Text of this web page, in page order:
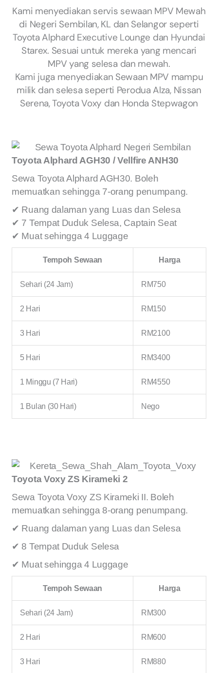
Kami menyediakan servis sewaan MPV Mewah
di Negeri Sembilan, KL dan Selangor seperti
Toyota Alphard Executive Lounge dan Hyundai
Starex. Sesuai untuk mereka yang mencari
MPV yang selesa dan mewah.
Kami juga menyediakan Sewaan MPV mampu
milik dan selesa seperti Perodua Alza, Nissan
Serena, Toyota Voxy dan Honda Stepwagon
Toyota Alphard AGH30 / Vellfire ANH30
Sewa Toyota Alphard AGH30. Boleh
memuatkan sehingga 7-orang penumpang.
✔ Ruang dalaman yang Luas dan Selesa
✔ 7 Tempat Duduk Selesa, Captain Seat
✔ Muat sehingga 4 Luggage
Tempoh Sewaan Harga
Sehari (24 Jam) RM750
2 Hari RM150
3 Hari RM2100
5 Hari RM3400
1 Minggu (7 Hari) RM4550
1 Bulan (30 Hari) Nego
Toyota Voxy ZS Kirameki 2
Sewa Toyota Voxy ZS Kirameki II. Boleh
memuatkan sehingga 8-orang penumpang.
✔ Ruang dalaman yang Luas dan Selesa
✔ 8 Tempat Duduk Selesa
✔ Muat sehingga 4 Luggage
Tempoh Sewaan Harga
Sehari (24 Jam) RM300
2 Hari RM600
3 Hari RM880